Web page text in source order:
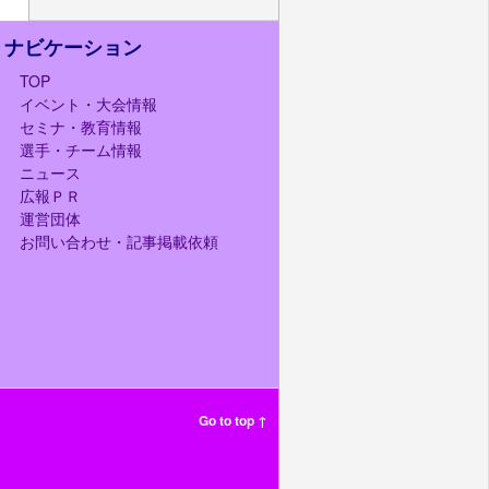
ナビケーション
TOP
イベント・大会情報
セミナ・教育情報
選手・チーム情報
ニュース
広報ＰＲ
運営団体
お問い合わせ・記事掲載依頼
Go to top ↑